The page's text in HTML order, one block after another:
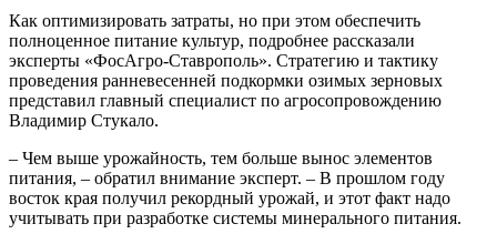
Как оптимизировать затраты, но при этом обеспечить
полноценное питание культур, подробнее рассказали
эксперты «ФосАгро-Ставрополь». Стратегию и тактику
проведения ранневесенней подкормки озимых зерновых
представил главный специалист по агросопровождению
Владимир Стукало.
– Чем выше урожайность, тем больше вынос элементов
питания, – обратил внимание эксперт. – В прошлом году
восток края получил рекордный урожай, и этот факт надо
учитывать при разработке системы минерального питания.